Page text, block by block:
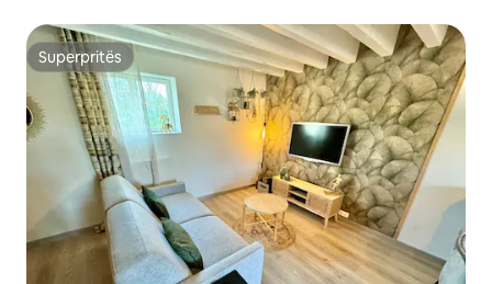
Superpritës
Superpritës